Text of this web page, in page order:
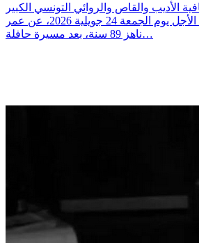
الأديب والقاص والروائي التونسي الكبير
حسن نصر، الذي وافاه الأجل يوم الجمعة 24 جويلية 2026، عن عمر
ناهز 89 سنة، بعد مسيرة حافلة…